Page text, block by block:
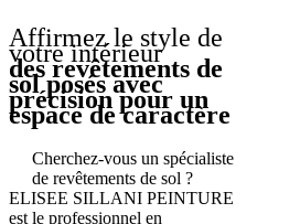
Affirmez le style de
votre intérieur
des revêtements de
sol posés avec
précision pour un
espace de caractère
Cherchez-vous un spécialiste
de revêtements de sol ?
ELISEE SILLANI PEINTURE
est le professionnel en